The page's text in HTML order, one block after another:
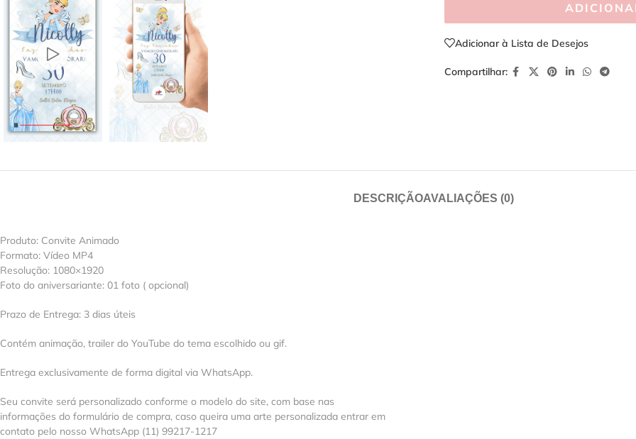
Adicionar à Lista de Desejos
Compartilhar:
DESCRIÇÃOAVALIAÇÕES (0)
Produto: Convite Animado
Formato: Vídeo MP4
Resolução: 1080×1920
Foto do aniversariante: 01 foto ( opcional)
Prazo de Entrega: 3 dias úteis
Contém animação, trailer do YouTube do tema escolhido ou gif.
Entrega exclusivamente de forma digital via WhatsApp.
Seu convite será personalizado conforme o modelo do site, com base nas
informações do formulário de compra, caso queira uma arte personalizada entrar em
contato pelo nosso WhatsApp (11) 99217-1217